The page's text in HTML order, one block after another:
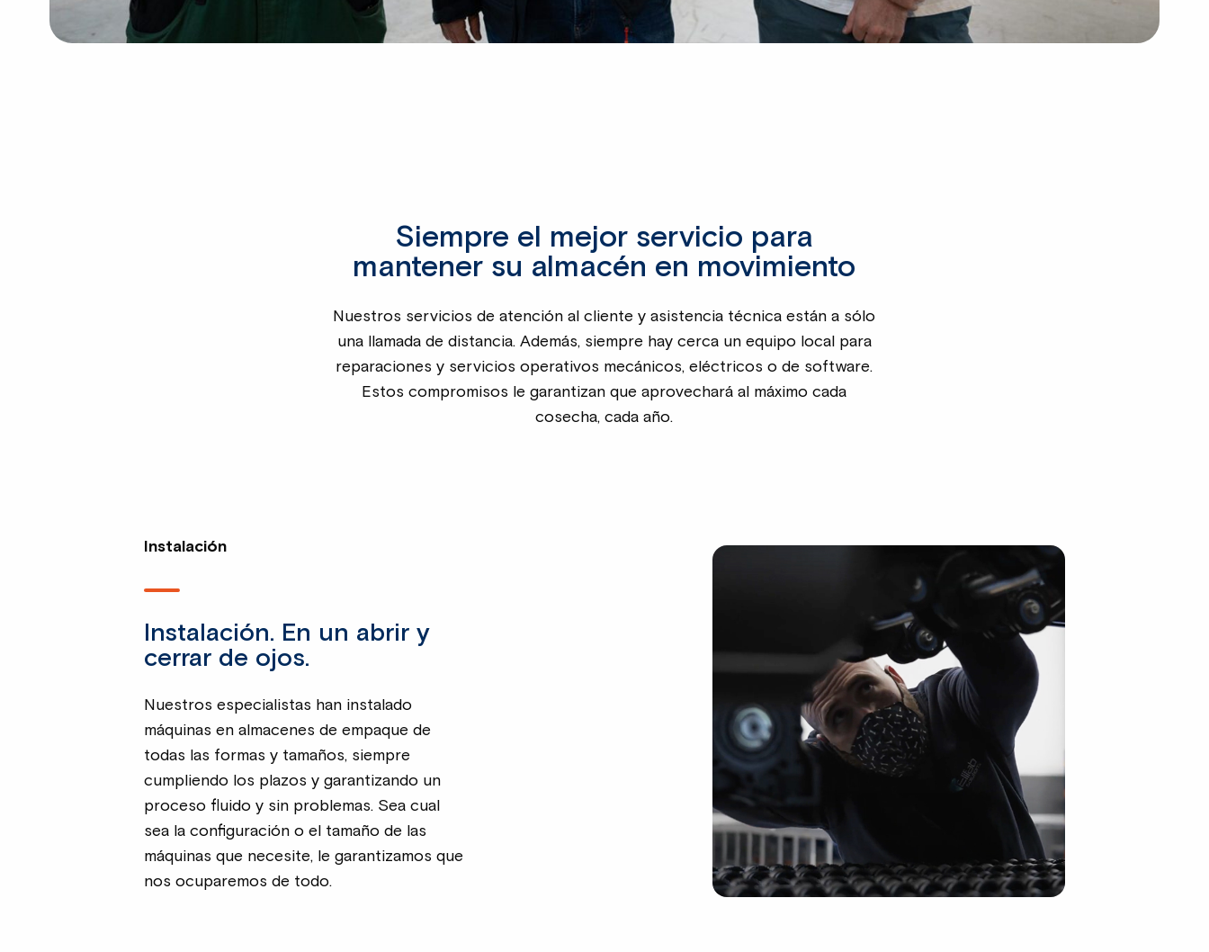
Siempre el mejor servicio para
mantener su almacén en movimiento
Nuestros servicios de atención al cliente y asistencia técnica están a sólo
una llamada de distancia. Además, siempre hay cerca un equipo local para
reparaciones y servicios operativos mecánicos, eléctricos o de software.
Estos compromisos le garantizan que aprovechará al máximo cada
cosecha, cada año.
Instalación
Instalación. En un abrir y
cerrar de ojos.
Nuestros especialistas han instalado
máquinas en almacenes de empaque de
todas las formas y tamaños, siempre
cumpliendo los plazos y garantizando un
proceso fluido y sin problemas. Sea cual
sea la configuración o el tamaño de las
máquinas que necesite, le garantizamos que
nos ocuparemos de todo.